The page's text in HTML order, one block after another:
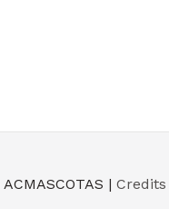
ACMASCOTAS | Credits